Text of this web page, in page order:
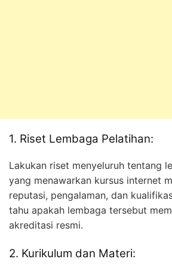
1. Riset Lembaga Pelatihan:
Lakukan riset menyeluruh tentang
yang menawarkan kursus internet
reputasi, pengalaman, dan
tahu apakah lembaga tersebut
akreditasi resmi.
2. Kurikulum dan Materi: